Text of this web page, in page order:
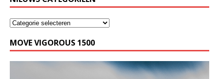
MOVE VIGOROUS 1500